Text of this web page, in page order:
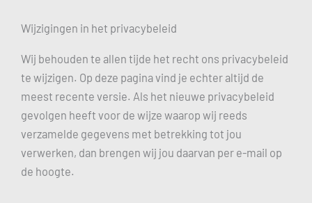
Wijzigingen in het privacybeleid
Wij behouden te allen tijde het recht ons privacybeleid
te wijzigen. Op deze pagina vind je echter altijd de
meest recente versie. Als het nieuwe privacybeleid
gevolgen heeft voor de wijze waarop wij reeds
verzamelde gegevens met betrekking tot jou
verwerken, dan brengen wij jou daarvan per e-mail op
de hoogte.